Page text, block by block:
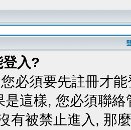
入?
必須要先註冊才
是這樣, 您必須聯
有被禁止進入, 那